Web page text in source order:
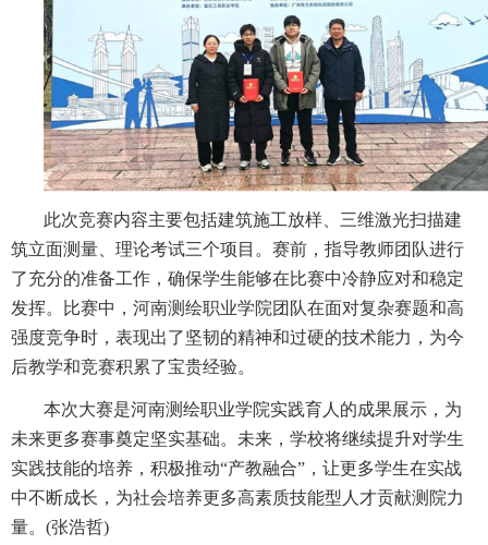
此次竞赛内容主要包括建筑施工放样、三维激光扫描建
筑立面测量、理论考试三个项目。赛前，指导教师团队进行
了充分的准备工作，确保学生能够在比赛中冷静应对和稳定
发挥。比赛中，河南测绘职业学院团队在面对复杂赛题和高
强度竞争时，表现出了坚韧的精神和过硬的技术能力，为今
后教学和竞赛积累了宝贵经验。
本次大赛是河南测绘职业学院实践育人的成果展示，为
未来更多赛事奠定坚实基础。未来，学校将继续提升对学生
实践技能的培养，积极推动“产教融合”，让更多学生在实战
中不断成长，为社会培养更多高素质技能型人才贡献测院力
量。(张浩哲)